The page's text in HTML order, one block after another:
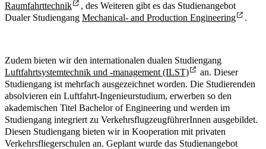
Raumfahrttechnik
, des Weiteren gibt es das Studienangebot
Dualer Studiengang Mechanical- and Production Engineering .
Zudem bieten wir den internationalen dualen Studiengang
Luftfahrtsystemtechnik und -management (ILST)
an. Dieser
Studiengang ist mehrfach ausgezeichnet worden. Die Studierenden
absolvieren ein Luftfahrt-Ingenieurstudium, erwerben so den
akademischen Titel Bachelor of Engineering und werden im
Studiengang integriert zu VerkehrsflugzeugführerInnen ausgebildet.
Diesen Studiengang bieten wir in Kooperation mit privaten
Verkehrsfliegerschulen an. Geplant wurde das Studienangebot